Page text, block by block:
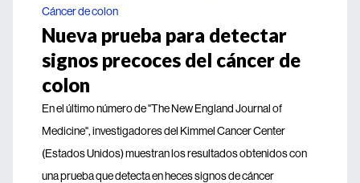
Cáncer de colon
Nueva prueba para detectar
signos precoces del cáncer de
colon
En el último número de "The New England Journal of
Medicine", investigadores del Kimmel Cancer Center
(Estados Unidos) muestran los resultados obtenidos con
una prueba que detecta en heces signos de cáncer